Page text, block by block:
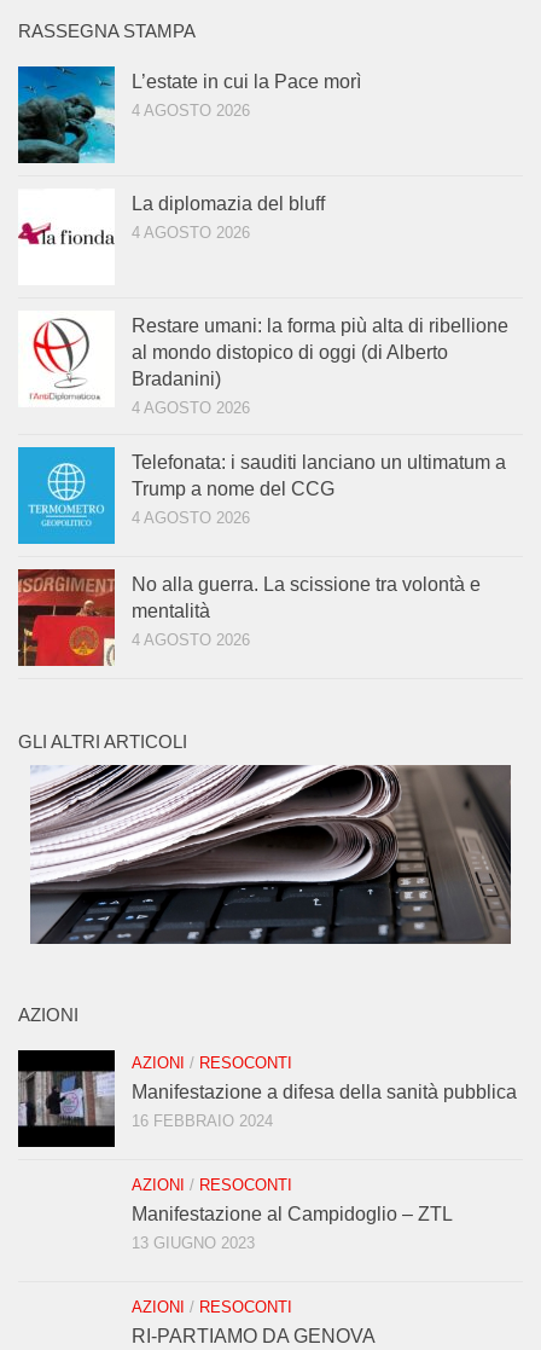
RASSEGNA STAMPA
L’estate in cui la Pace morì
4 AGOSTO 2026
La diplomazia del bluff
4 AGOSTO 2026
Restare umani: la forma più alta di ribellione
al mondo distopico di oggi (di Alberto
Bradanini)
4 AGOSTO 2026
Telefonata: i sauditi lanciano un ultimatum a
Trump a nome del CCG
4 AGOSTO 2026
No alla guerra. La scissione tra volontà e
mentalità
4 AGOSTO 2026
GLI ALTRI ARTICOLI
AZIONI
AZIONI / RESOCONTI
Manifestazione a difesa della sanità pubblica
16 FEBBRAIO 2024
AZIONI / RESOCONTI
Manifestazione al Campidoglio – ZTL
13 GIUGNO 2023
AZIONI / RESOCONTI
RI-PARTIAMO DA GENOVA